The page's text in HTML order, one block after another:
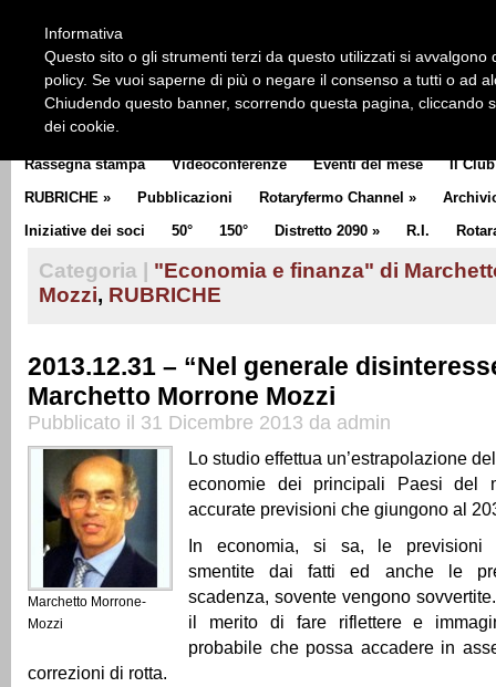
CLUB COMMUNICATOR
Rassegna stampa Videoconferenze Eventi del mese Il Club
RUBRICHE » Pubblicazioni Rotaryfermo Channel »
Iniziative dei soci
50° 150° Distretto 2090 » R.I.
Categoria |
"Economia e finanza" di
Mozzi, RUBRICHE
2013.12.31 – “Nel generale
Marchetto Morrone Mozzi
Pubblicato il 31 Dicembre 2013 da admin
Marchetto Morrone-
Mozzi
Lo studio effettua un’estrapolazione
economie dei principali Paesi del
accurate previsioni che giungono al
In economia, si sa, le previsioni
smentite dai fatti ed anche le
scadenza, sovente vengono
il merito di fare riflettere e
probabile che possa accadere in
correzioni di rotta.
Informativa
Questo sito o gli strumenti terzi da questo utilizzati si
policy. Se vuoi saperne di più o negare il consenso a tutti o ad
Chiudendo questo banner, scorrendo questa pagina, cliccando
dei cookie.